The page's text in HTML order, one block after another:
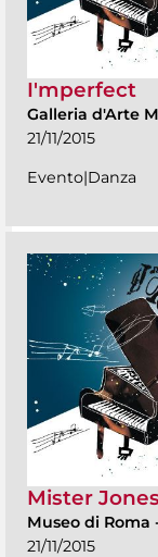
I'mperfect
Galleria d'Arte
21/11/2015
Evento|Danza
Mister
Museo di Roma
21/11/2015